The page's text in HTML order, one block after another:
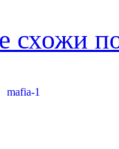
схожи